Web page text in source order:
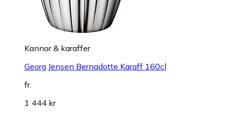
Kannor & karaffer
Georg Jensen Bernadotte Karaff 160cl
fr.
1 444 kr